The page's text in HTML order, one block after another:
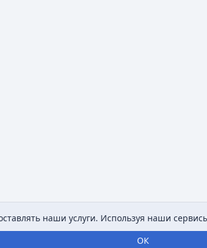
наши услуги. Используя наши
ОК